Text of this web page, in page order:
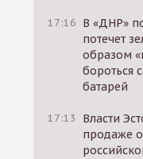
17:16 В «ДНР»
потечет
образом
бороться
батарей
17:13
Власти
продаже